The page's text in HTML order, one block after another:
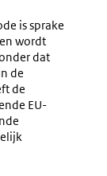
Verdragen,
Instellingen,
EU-
Regelgeving,
Publicatieblad
Geen
is sprake
wordt
dat
de
de
EU-